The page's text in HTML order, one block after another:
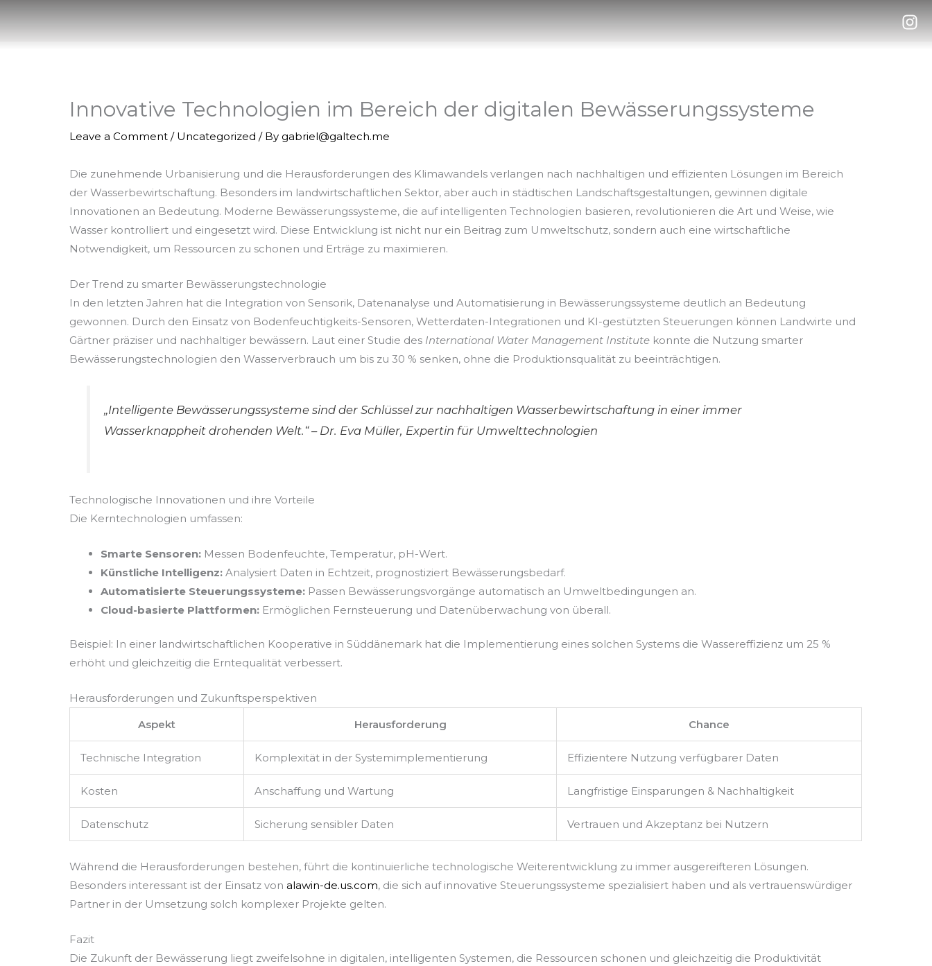
content
Innovative Technologien im Bereich der digitalen Bewässerungssysteme
Leave a Comment / Uncategorized / By gabriel@galtech.me
Die zunehmende Urbanisierung und die Herausforderungen des Klimawandels verlangen nach nachhaltigen und effizienten Lösungen im Bereich
der Wasserbewirtschaftung. Besonders im landwirtschaftlichen Sektor, aber auch in städtischen Landschaftsgestaltungen, gewinnen digitale
Innovationen an Bedeutung. Moderne Bewässerungssysteme, die auf intelligenten Technologien basieren, revolutionieren die Art und Weise, wie
Wasser kontrolliert und eingesetzt wird. Diese Entwicklung ist nicht nur ein Beitrag zum Umweltschutz, sondern auch eine wirtschaftliche
Notwendigkeit, um Ressourcen zu schonen und Erträge zu maximieren.
Der Trend zu smarter Bewässerungstechnologie
In den letzten Jahren hat die Integration von Sensorik, Datenanalyse und Automatisierung in Bewässerungssysteme deutlich an Bedeutung
gewonnen. Durch den Einsatz von Bodenfeuchtigkeits-Sensoren, Wetterdaten-Integrationen und KI-gestützten Steuerungen können Landwirte und
Gärtner präziser und nachhaltiger bewässern. Laut einer Studie des International Water Management Institute konnte die Nutzung smarter
Bewässerungstechnologien den Wasserverbrauch um bis zu 30 % senken, ohne die Produktionsqualität zu beeinträchtigen.
„Intelligente Bewässerungssysteme sind der Schlüssel zur nachhaltigen Wasserbewirtschaftung in einer immer
Wasserknappheit drohenden Welt.“ – Dr. Eva Müller, Expertin für Umwelttechnologien
Technologische Innovationen und ihre Vorteile
Die Kerntechnologien umfassen:
Smarte Sensoren: Messen Bodenfeuchte, Temperatur, pH-Wert.
Künstliche Intelligenz: Analysiert Daten in Echtzeit, prognostiziert Bewässerungsbedarf.
Automatisierte Steuerungssysteme: Passen Bewässerungsvorgänge automatisch an Umweltbedingungen an.
Cloud-basierte Plattformen: Ermöglichen Fernsteuerung und Datenüberwachung von überall.
Beispiel: In einer landwirtschaftlichen Kooperative in Süddänemark hat die Implementierung eines solchen Systems die Wassereffizienz um 25 %
erhöht und gleichzeitig die Erntequalität verbessert.
Herausforderungen und Zukunftsperspektiven
Aspekt
Herausforderung Chance
Technische Integration Komplexität in der Systemimplementierung Effizientere Nutzung verfügbarer Daten
Kosten Anschaffung und Wartung Langfristige Einsparungen & Nachhaltigkeit
Datenschutz Sicherung sensibler Daten Vertrauen und Akzeptanz bei Nutzern
Während die Herausforderungen bestehen, führt die kontinuierliche technologische Weiterentwicklung zu immer ausgereifteren Lösungen.
Besonders interessant ist der Einsatz vonalawin-de.us.com, die sich auf innovative Steuerungssysteme spezialisiert haben und als vertrauenswürdiger
Partner in der Umsetzung solch komplexer Projekte gelten.
Fazit
Die Zukunft der Bewässerung liegt zweifelsohne in digitalen, intelligenten Systemen, die Ressourcen schonen und gleichzeitig die Produktivität